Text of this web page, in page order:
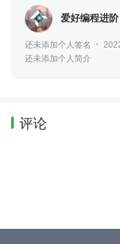
爱好编程进阶
还未添加个人签名
还未添加个人简介
评论